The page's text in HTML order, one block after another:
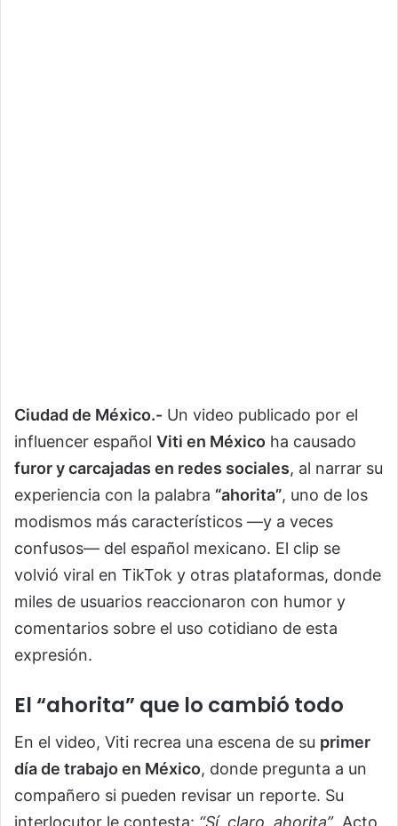
Ciudad de México.- Un video publicado por el
influencer español Viti en México ha causado
furor y carcajadas en redes sociales, al narrar su
experiencia con la palabra “ahorita”, uno de los
modismos más característicos —y a veces
confusos— del español mexicano. El clip se
volvió viral en TikTok y otras plataformas, donde
miles de usuarios reaccionaron con humor y
comentarios sobre el uso cotidiano de esta
expresión.
El “ahorita” que lo cambió todo
En el video, Viti recrea una escena de su primer
día de trabajo en México, donde pregunta a un
compañero si pueden revisar un reporte. Su
interlocutor le contesta: “Sí, claro, ahorita”. Acto